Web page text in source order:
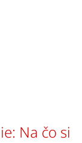
Na čo si